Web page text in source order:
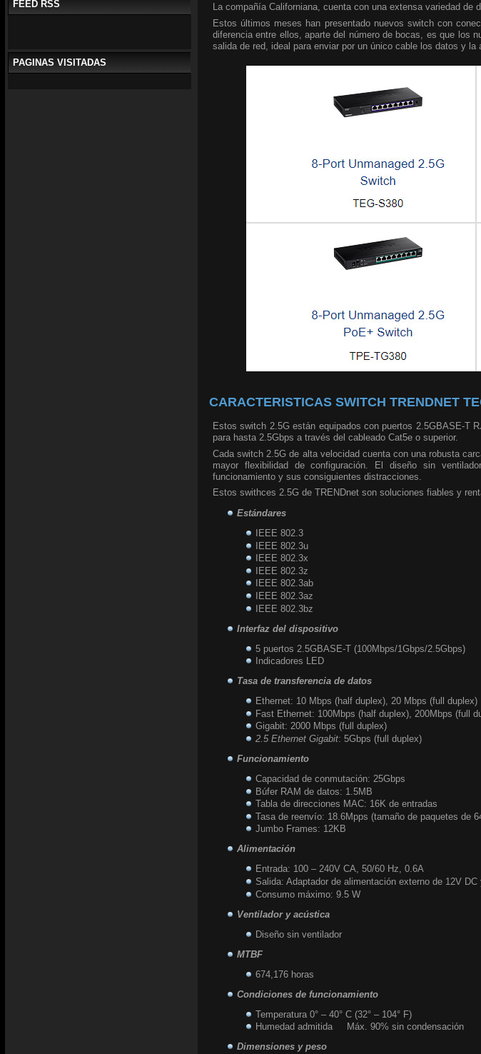
FEED RSS
PAGINAS VISITADAS
La compañía Californiana, cuenta con una extensa variedad de
Estos últimos meses han presentado nuevos switch con
diferencia entre ellos, aparte del número de bocas, es que los
salida de red, ideal para enviar por un único cable los datos y la
CARACTERISTICAS SWITCH TRENDNET
Estos switch 2.5G están equipados con puertos 2.5GBASE-T
para hasta 2.5Gbps a través del cableado Cat5e o superior.
Cada switch 2.5G de alta velocidad cuenta con una robusta
mayor flexibilidad de configuración. El diseño sin
funcionamiento y sus consiguientes distracciones.
Estos swithces 2.5G de TRENDnet son soluciones fiables y
Estándares
IEEE 802.3
IEEE 802.3u
IEEE 802.3x
IEEE 802.3z
IEEE 802.3ab
IEEE 802.3az
IEEE 802.3bz
Interfaz del dispositivo
5 puertos 2.5GBASE-T (100Mbps/1Gbps/2.5Gbps)
Indicadores LED
Tasa de transferencia de datos
Ethernet: 10 Mbps (half duplex), 20 Mbps (full duplex)
Fast Ethernet: 100Mbps (half duplex), 200Mbps (full
Gigabit: 2000 Mbps (full duplex)
2.5 Ethernet Gigabit: 5Gbps (full duplex)
Funcionamiento
Capacidad de conmutación: 25Gbps
Búfer RAM de datos: 1.5MB
Tabla de direcciones MAC: 16K de entradas
Tasa de reenvío: 18.6Mpps (tamaño de paquetes de
Jumbo Frames: 12KB
Alimentación
Entrada: 100 – 240V CA, 50/60 Hz, 0.6A
Salida: Adaptador de alimentación externo de 12V DC
Consumo máximo: 9.5 W
Ventilador y acústica
Diseño sin ventilador
MTBF
674,176 horas
Condiciones de funcionamiento
Temperatura 0° – 40° C (32° – 104° F)
Humedad admitida
Máx. 90% sin condensación
Dimensiones y peso